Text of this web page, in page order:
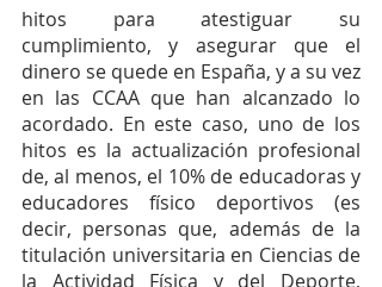
hitos para atestiguar su
cumplimiento, y asegurar que el
dinero se quede en España, y a su vez
en las CCAA que han alcanzado lo
acordado. En este caso, uno de los
hitos es la actualización profesional
de, al menos, el 10% de educadoras y
educadores físico deportivos (es
decir, personas que, además de la
titulación universitaria en Ciencias de
la Actividad Física y del Deporte,